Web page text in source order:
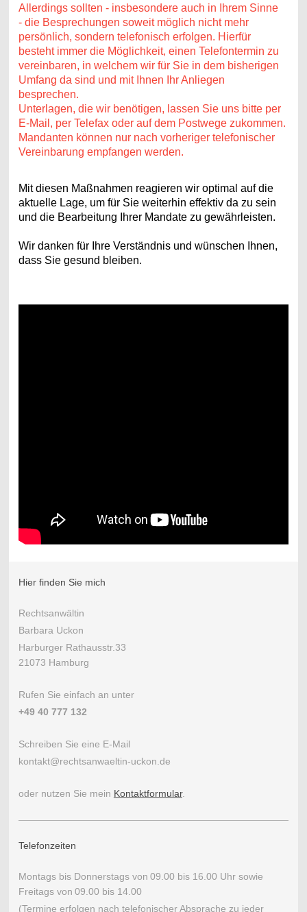
Allerdings sollten - insbesondere auch in Ihrem Sinne
- die Besprechungen soweit möglich nicht mehr
persönlich, sondern telefonisch erfolgen. Hierfür
besteht immer die Möglichkeit, einen Telefontermin zu
vereinbaren, in welchem wir für Sie in dem bisherigen
Umfang da sind und mit Ihnen Ihr Anliegen
besprechen.
Unterlagen, die wir benötigen, lassen Sie uns bitte per
E-Mail, per Telefax oder auf dem Postwege zukommen.
Mandanten können nur nach vorheriger telefonischer
Vereinbarung empfangen werden.
Mit diesen Maßnahmen reagieren wir optimal auf die
aktuelle Lage, um für Sie weiterhin effektiv da zu sein
und die Bearbeitung Ihrer Mandate zu gewährleisten.
Wir danken für Ihre Verständnis und wünschen Ihnen,
dass Sie gesund bleiben.
Hier finden Sie mich
Rechtsanwältin
Barbara Uckon
Harburger Rathausstr.33
21073 Hamburg
Rufen Sie einfach an unter
+49 40 777 132
Schreiben Sie eine E-Mail
kontakt@rechtsanwaeltin-uckon.de
oder nutzen Sie mein Kontaktformular.
Telefonzeiten
Montags bis Donnerstags von 09.00 bis 16.00 Uhr sowie
Freitags von 09.00 bis 14.00
(Termine erfolgen nach telefonischer Absprache zu jeder